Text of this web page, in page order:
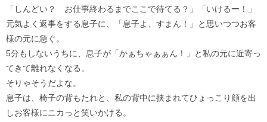
「しんどい？ お仕事終わるまでここで待てる？」「いけるー！」
元気よく返事をする息子に、「息子よ、すまん！」と思いつつお客
様の元に急ぐ。
5分もしないうちに、息子が「かぁちゃぁぁん！」と私の元に近寄っ
てきて離れなくなる。
そりゃそうだよな。
息子は、椅子の背もたれと、私の背中に挟まれてひょっこり顔を出
しお客様にニカっと笑いかける。